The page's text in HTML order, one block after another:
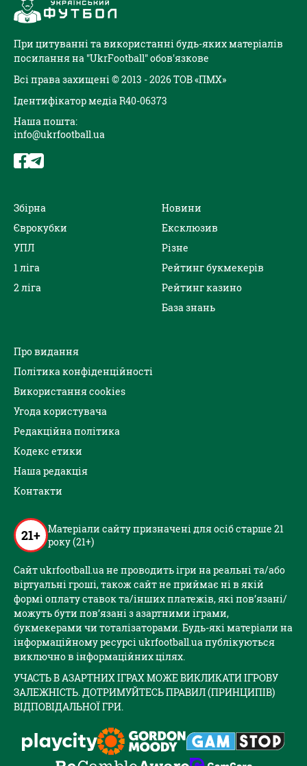
При цитуванні та використанні будь-яких матеріалів
посилання на "UkrFootball" обов'язкове
Всі права захищені © 2013 - 2026 ТОВ «ПМХ»
Ідентифікатор медіа R40-06373
Наша пошта:
info@ukrfootball.ua
Збірна
Єврокубки
УПЛ
1 ліга
2 ліга
Новини
Ексклюзив
Різне
Рейтинг букмекерів
Рейтинг казино
База знань
Про видання
Політика конфіденційності
Використання cookies
Угода користувача
Редакційна політика
Кодекс етики
Наша редакція
Контакти
21+ Матеріали сайту призначені для осіб старше 21
року (21+)
Сайт ukrfootball.ua не проводить ігри на реальні та/або
віртуальні гроші, також сайт не приймає ні в якій
формі оплату ставок та/інших платежів, які пов’язані/
можуть бути пов’язані з азартними іграми,
букмекерами чи тоталізаторами. Будь-які матеріали на
інформаційному ресурсі ukrfootball.ua публікуються
виключно в інформаційних цілях.
УЧАСТЬ В АЗАРТНИХ ІГРАХ МОЖЕ ВИКЛИКАТИ ІГРОВУ
ЗАЛЕЖНІСТЬ. ДОТРИМУЙТЕСЬ ПРАВИЛ (ПРИНЦИПІВ)
ВІДПОВІДАЛЬНОЇ ГРИ.